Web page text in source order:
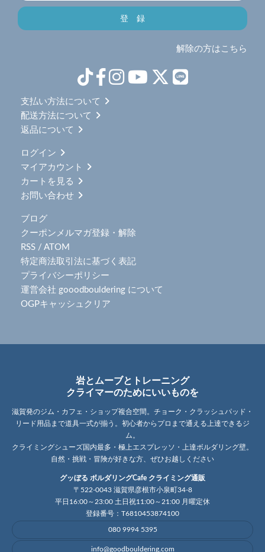
解除の方はこちら
支払い方法について
配送方法について
返品について
ログイン
マイアカウント
カートを見る
お問い合わせ
ブログ
クーポンメルマガ登録・解除
RSS / ATOM
特定商法取引法に基づく表記
プライバシーポリシー
運営会社 gooodbouldering について
OGPキャッシュクリア
岩とムーブとトレーニング
クライマーのためにいいものを
滋賀発のジム・カフェ・ショップ複合空間。チョーク・クラッシュパッド・
リード用品まで道具一式が揃う。初心者からプロまで通える上達できるジ
ム。
クライミングシューズ国内最多・極上エスプレッソ・上達ボルダリング壁。
自然・挑戦・冒険が好きな方、ぜひお越しください
グッぼる ボルダリングCafe クライミング通販
〒522-0043 滋賀県彦根市小泉町34-8
平日16:00～23:00 土日祝11:00～21:00 月曜定休
登録番号：T6810453874100
080 9994 5395
info@goodbouldering.com